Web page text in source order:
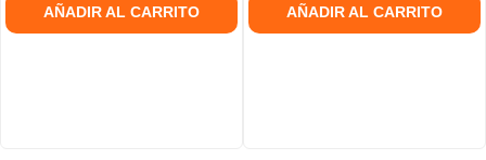
AÑADIR AL CARRITO AÑADIR AL CARRITO